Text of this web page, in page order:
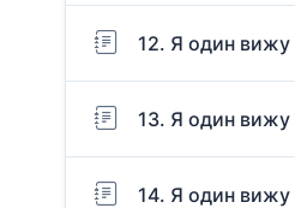
12. Я один вижу
13. Я один вижу
14. Я один вижу